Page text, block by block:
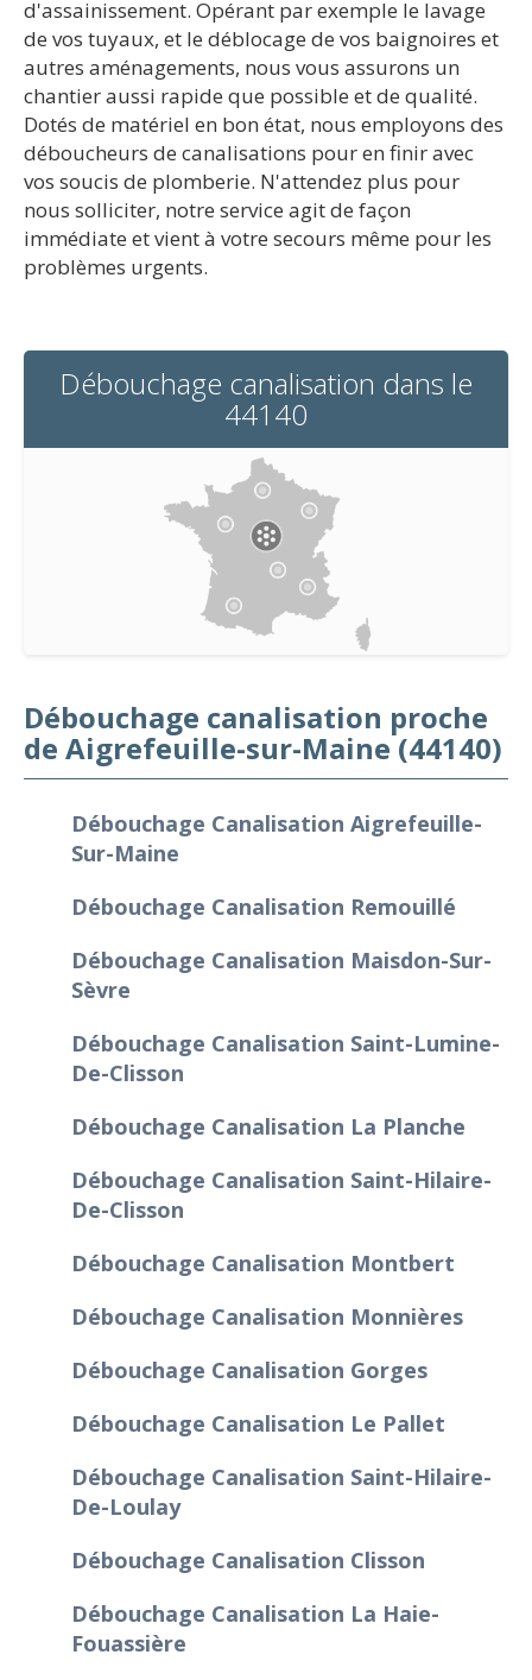
d'assainissement. Opérant par exemple le lavage
de vos tuyaux, et le déblocage de vos baignoires et
autres aménagements, nous vous assurons un
chantier aussi rapide que possible et de qualité.
Dotés de matériel en bon état, nous employons des
déboucheurs de canalisations pour en finir avec
vos soucis de plomberie. N'attendez plus pour
nous solliciter, notre service agit de façon
immédiate et vient à votre secours même pour les
problèmes urgents.
Débouchage canalisation dans le
44140
Débouchage canalisation proche
de Aigrefeuille-sur-Maine (44140)
Débouchage Canalisation Aigrefeuille-
Sur-Maine
Débouchage Canalisation Remouillé
Débouchage Canalisation Maisdon-Sur-
Sèvre
Débouchage Canalisation Saint-Lumine-
De-Clisson
Débouchage Canalisation La Planche
Débouchage Canalisation Saint-Hilaire-
De-Clisson
Débouchage Canalisation Montbert
Débouchage Canalisation Monnières
Débouchage Canalisation Gorges
Débouchage Canalisation Le Pallet
Débouchage Canalisation Saint-Hilaire-
De-Loulay
Débouchage Canalisation Clisson
Débouchage Canalisation La Haie-
Fouassière